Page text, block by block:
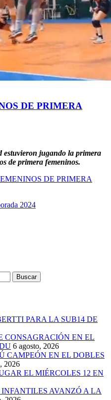
DE PRIMERA
estuvieron jugando la primera
de primera femeninos.
DE PRIMERA
2024
PARA LA SUB14 DE
CONSAGRACIÓN EN EL
6 agosto, 2026
CAMPEÓN EN EL DOBLES
2026
EL MIÉRCOLES 12 EN
AVANZÓ A LA